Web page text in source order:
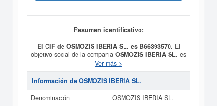
Resumen identificativo:
El CIF de OSMOZIS IBERIA SL. es B66393570. El
objetivo social de la compañia OSMOZIS IBERIA SL. es
(CNAE 61). COMERCIALIZACION DE TODA CLASE DE
BIENES Y SERVICIOS DE TELECOMUNICACIONES,
ASI COMO DE SERVICIOS DE ACCESO DE BANDA
SERVICIOS DE TELECOMUNICACIONES, EN
Ver más >
Información de OSMOZIS IBERIA SL.
Denominación
OSMOZIS IBERIA SL.